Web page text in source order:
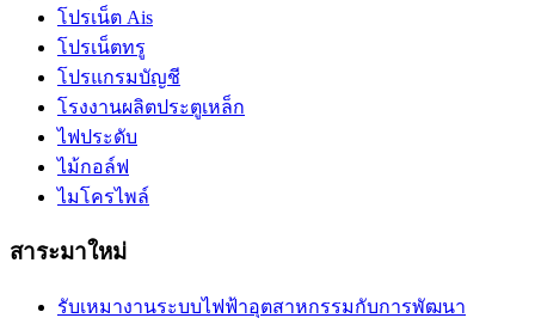
โปรเน็ต Ais
โปรเน็ตทรู
โปรแกรมบัญชี
โรงงานผลิตประตูเหล็ก
ไฟประดับ
ไม้กอล์ฟ
ไมโครไพล์
สาระมาใหม่
รับเหมางานระบบไฟฟ้าอุตสาหกรรมกับการพัฒนา